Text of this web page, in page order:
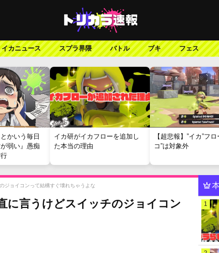
イカニュース スプラ界隈 バトル ブキ フェス
かいう毎日
弱い』愚痴
イカ研がイカフローを追加し
た本当の理由
【超悲報】”イカ”フ
コ”は対象外
ジョイコンって結構すぐ壊れちゃうよな
に言うけどスイッチのジョイコン
1